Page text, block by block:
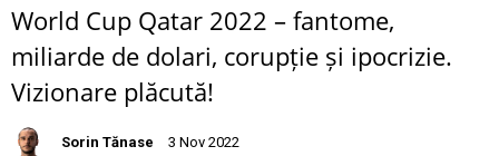
World Cup Qatar 2022 – fantome,
miliarde de dolari, corupție și ipocrizie.
Vizionare plăcută!
Sorin Tănase 3 Nov 2022